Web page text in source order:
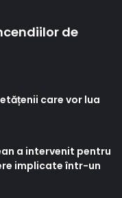
de
care vor lua
a intervenit pentru
implicate într-un